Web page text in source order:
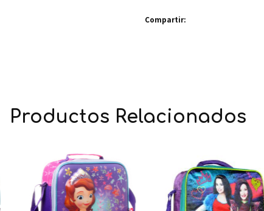
Compartir:
Productos Relacionados